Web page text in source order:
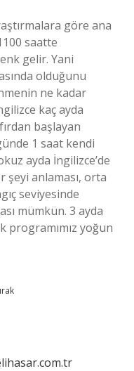
göre ana
saatte
gelir. Yani
olduğunu
ne kadar
kaç ayda
başlayan
1 saat kendi
ayda İngilizce’de
şeyi anlaması, orta
​​seviyesinde
mümkün. 3 ayda
programımız yoğun